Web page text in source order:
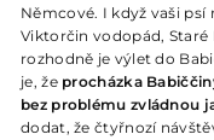
Němcové. I když vaši
Viktorčin vodopád,
rozhodně je výlet do
je, že procházka
bez problému zvládnou
dodat, že čtyřnozí